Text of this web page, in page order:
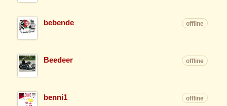
bebende offline
Beedeer offline
benni1 offline